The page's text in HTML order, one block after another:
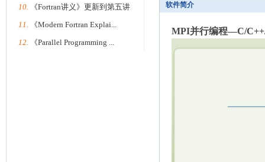
10.
《Fortran讲义》更新到第五讲
11.
《Modern Fortran Explai...
12.
《Parallel Programming ...
软件简介
MPI并行编程—C/